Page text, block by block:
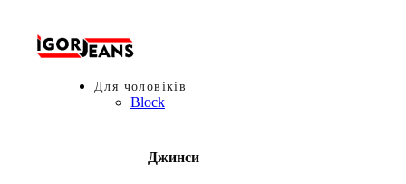
Для чоловіків
Block
Джинси